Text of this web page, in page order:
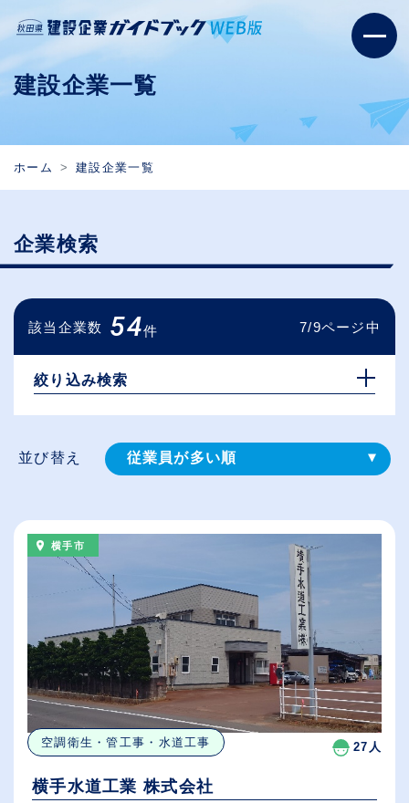
建設企業一覧
ホーム 建設企業一覧
企業検索
該当企業数 54件 7/9ページ中
絞り込み検索
並び替え 従業員が多い順
休日数が多い順
横手市
空調衛生・管工事・水道工事 27人
横手水道工業 株式会社